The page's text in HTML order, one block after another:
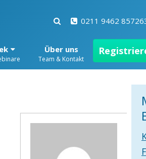
0211 9462
Über uns
Team & Kontakt